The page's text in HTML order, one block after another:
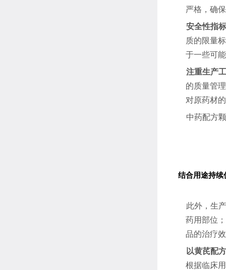
严格，确
安全性指
质的限量
于一些可
注重生产
的质量管
对原药材
中药配方
结合用途持续
此外，生
药用部位
品的治疗
以黄芪配
根据临床